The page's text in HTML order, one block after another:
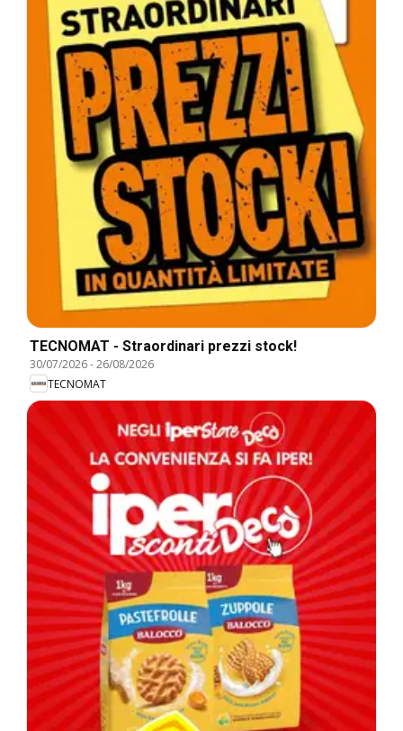
TECNOMAT - Straordinari prezzi stock!
30/07/2026-26/08/2026
TECNOMAT